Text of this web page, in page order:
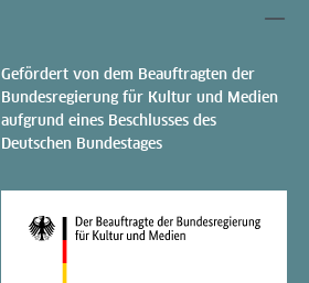
Gefördert von dem Beauftragten der
Bundesregierung für Kultur und Medien
aufgrund eines Beschlusses des
Deutschen Bundestages